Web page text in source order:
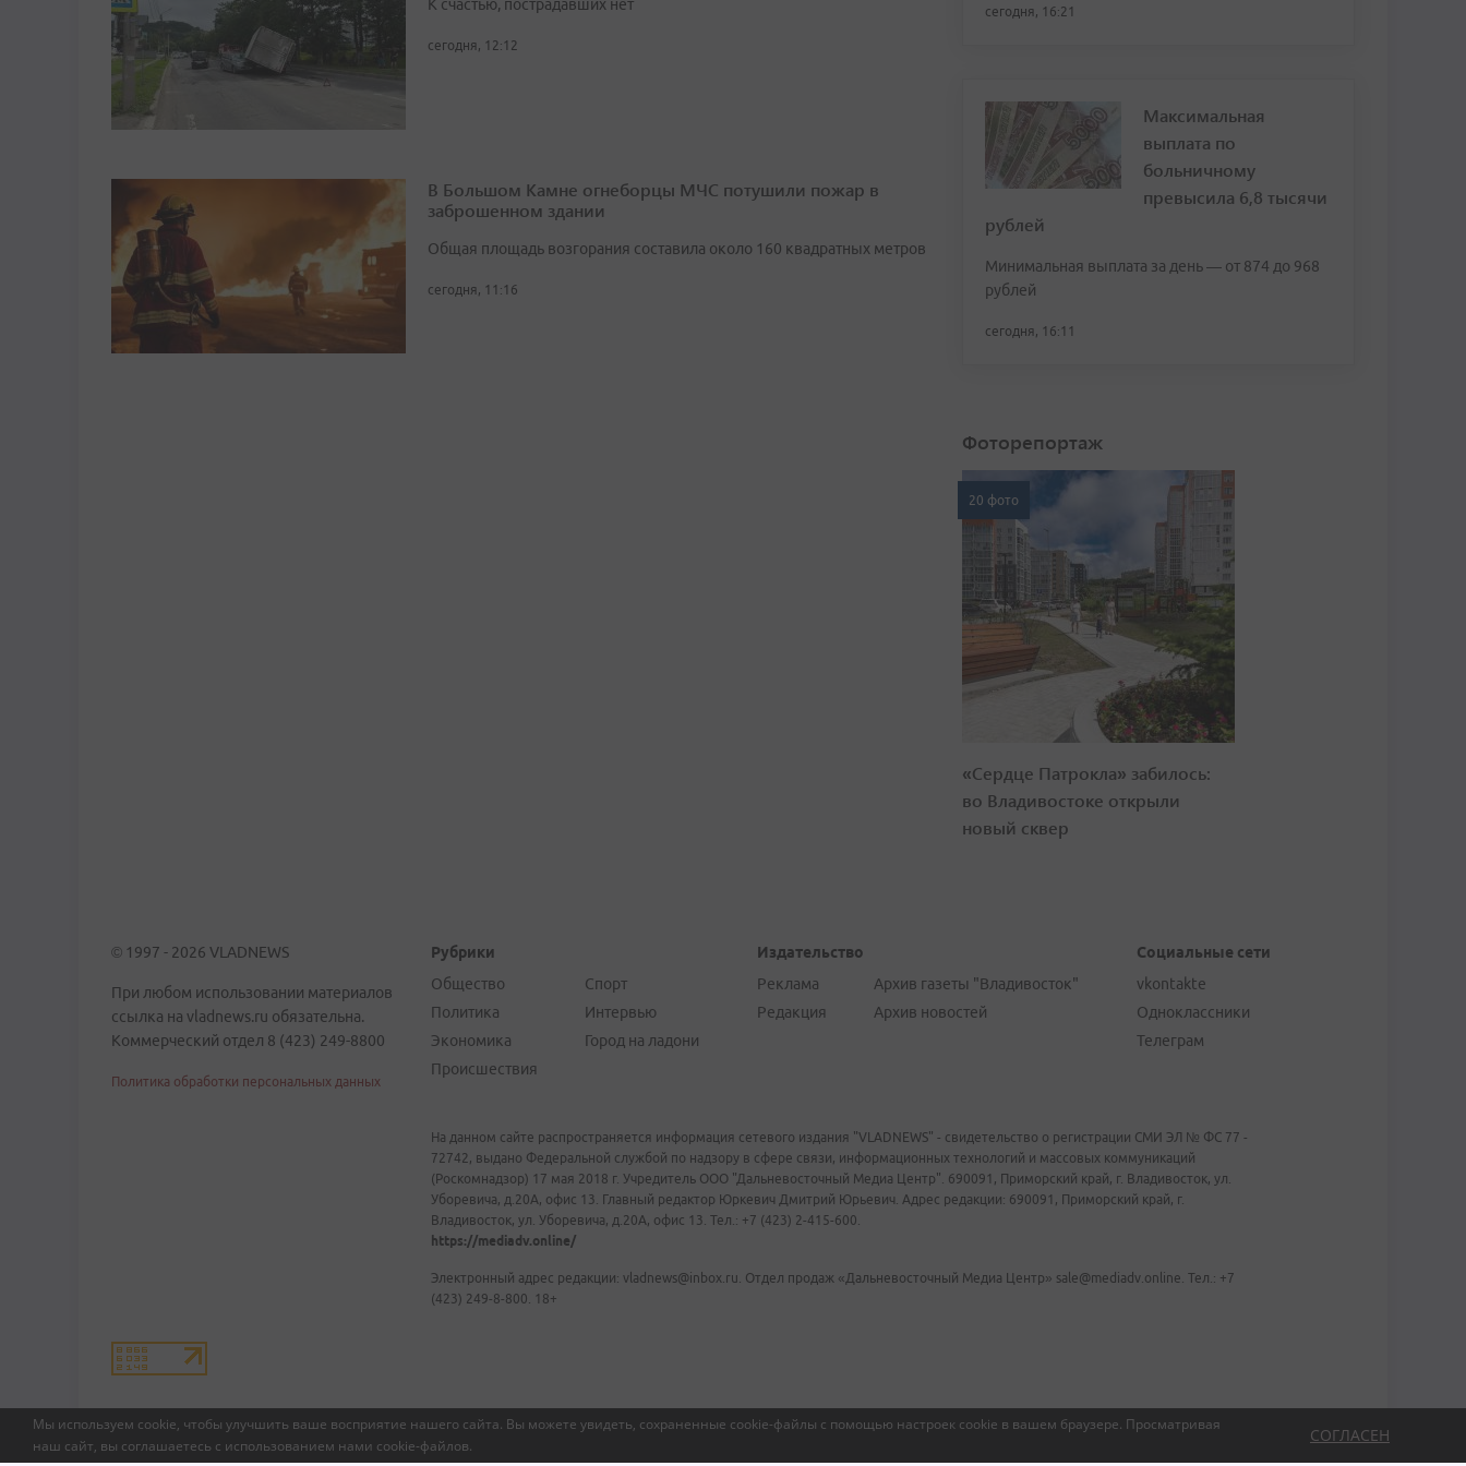
Мы используем cookie, чтобы улучшить ваше восприятие нашего сайта. Вы можете увидеть, сохраненные cookie-файлы с помощью настроек cookie в вашем браузере. Просматривая
наш сайт, вы соглашаетесь с использованием нами cookie-файлов.
СОГЛАСЕН
К счастью, пострадавших нет
сегодня, 12:12
В Большом Камне огнеборцы МЧС потушили пожар в
заброшенном здании
Общая площадь возгорания составила около 160 квадратных метров
сегодня, 11:16
сегодня, 16:21
Максимальная
выплата по
больничному
превысила 6,8 тысячи
рублей
Минимальная выплата за день — от 874 до 968
рублей
сегодня, 16:11
Фоторепортаж
20 фото
«Сердце Патрокла» забилось:
во Владивостоке открыли
новый сквер
© 1997 - 2026 VLADNEWS
При любом использовании материалов
ссылка на vladnews.ru обязательна.
Коммерческий отдел 8 (423) 249-8800
Политика обработки персональных данных
Рубрики
Общество
Политика
Экономика
Происшествия
Спорт
Интервью
Город на ладони
Издательство
Реклама
Редакция
Архив газеты "Владивосток"
Архив новостей
Социальные сети
vkontakte
Одноклассники
Телеграм
На данном сайте распространяется информация сетевого издания "VLADNEWS" - свидетельство о регистрации СМИ ЭЛ № ФС 77 -
72742, выдано Федеральной службой по надзору в сфере связи, информационных технологий и массовых коммуникаций
(Роскомнадзор) 17 мая 2018 г. Учредитель ООО "Дальневосточный Медиа Центр". 690091, Приморский край, г. Владивосток, ул.
Уборевича, д.20А, офис 13. Главный редактор Юркевич Дмитрий Юрьевич. Адрес редакции: 690091, Приморский край, г.
Владивосток, ул. Уборевича, д.20А, офис 13. Тел.: +7 (423) 2-415-600.
https://mediadv.online/
Электронный адрес редакции: vladnews@inbox.ru. Отдел продаж «Дальневосточный Медиа Центр» sale@mediadv.online. Тел.: +7
(423) 249-8-800. 18+